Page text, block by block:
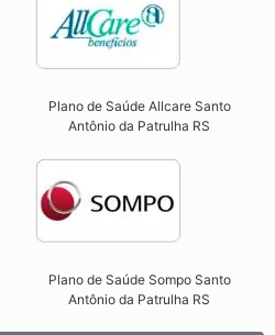
Plano de Saúde Allcare Santo
Antônio da Patrulha RS​
Plano de Saúde Sompo Santo
Antônio da Patrulha RS​